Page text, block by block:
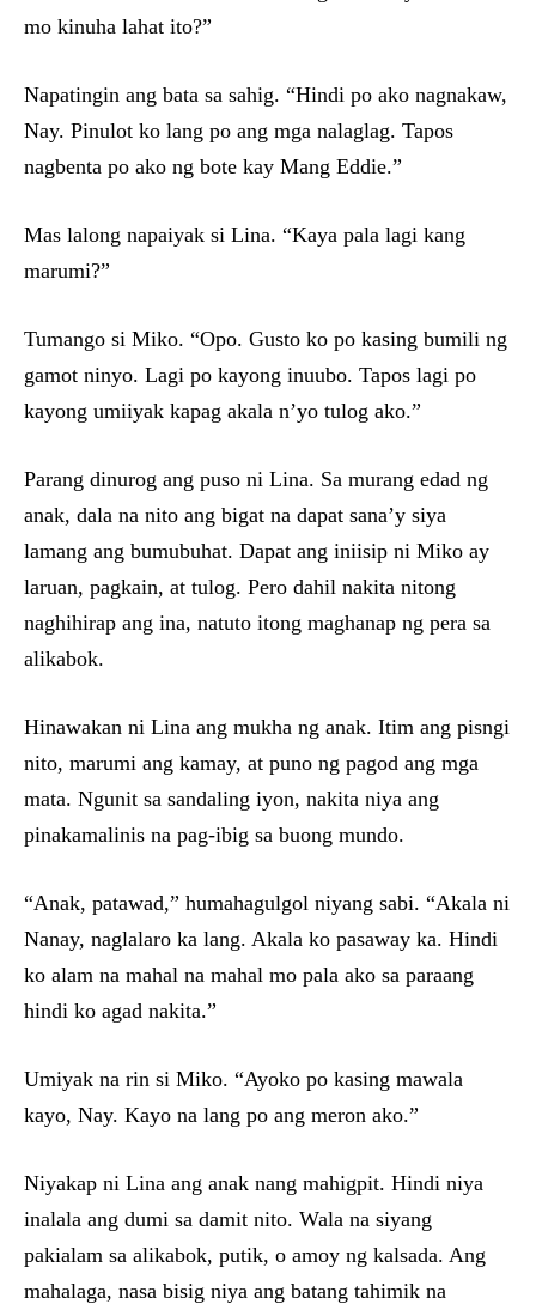
mo kinuha lahat ito?”
Napatingin ang bata sa sahig. “Hindi po ako nagnakaw,
Nay. Pinulot ko lang po ang mga nalaglag. Tapos
nagbenta po ako ng bote kay Mang Eddie.”
Mas lalong napaiyak si Lina. “Kaya pala lagi kang
marumi?”
Tumango si Miko. “Opo. Gusto ko po kasing bumili ng
gamot ninyo. Lagi po kayong inuubo. Tapos lagi po
kayong umiiyak kapag akala n’yo tulog ako.”
Parang dinurog ang puso ni Lina. Sa murang edad ng
anak, dala na nito ang bigat na dapat sana’y siya
lamang ang bumubuhat. Dapat ang iniisip ni Miko ay
laruan, pagkain, at tulog. Pero dahil nakita nitong
naghihirap ang ina, natuto itong maghanap ng pera sa
alikabok.
Hinawakan ni Lina ang mukha ng anak. Itim ang pisngi
nito, marumi ang kamay, at puno ng pagod ang mga
mata. Ngunit sa sandaling iyon, nakita niya ang
pinakamalinis na pag-ibig sa buong mundo.
“Anak, patawad,” humahagulgol niyang sabi. “Akala ni
Nanay, naglalaro ka lang. Akala ko pasaway ka. Hindi
ko alam na mahal na mahal mo pala ako sa paraang
hindi ko agad nakita.”
Umiyak na rin si Miko. “Ayoko po kasing mawala
kayo, Nay. Kayo na lang po ang meron ako.”
Niyakap ni Lina ang anak nang mahigpit. Hindi niya
inalala ang dumi sa damit nito. Wala na siyang
pakialam sa alikabok, putik, o amoy ng kalsada. Ang
mahalaga, nasa bisig niya ang batang tahimik na